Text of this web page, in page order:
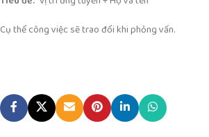
Cụ thể công việc sẽ trao đổi khi phỏng vấn.